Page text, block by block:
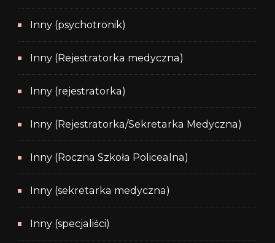
Inny (psychotronik)
Inny (Rejestratorka medyczna)
Inny (rejestratorka)
Inny (Rejestratorka/Sekretarka Medyczna)
Inny (Roczna Szkoła Policealna)
Inny (sekretarka medyczna)
Inny (specjaliści)